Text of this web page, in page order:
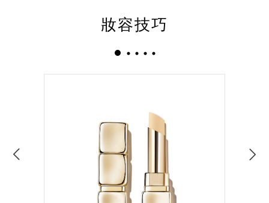
妝容技巧